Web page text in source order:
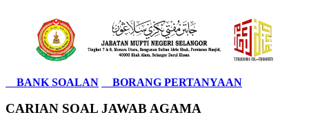
BANK SOALAN BORANG PERTANYAAN
CARIAN SOAL JAWAB AGAMA